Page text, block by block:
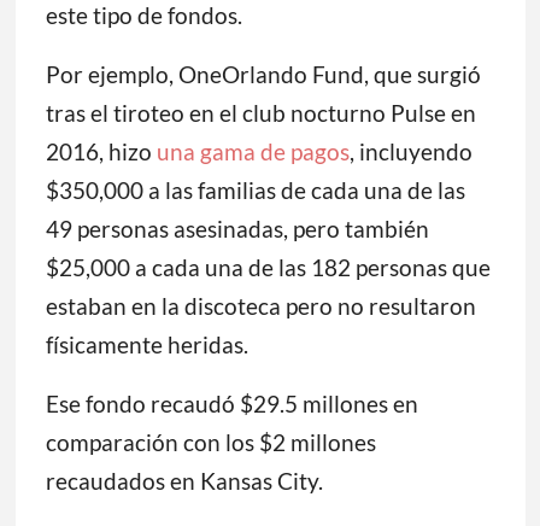
este tipo de fondos.
Por ejemplo, OneOrlando Fund, que surgió
tras el tiroteo en el club nocturno Pulse en
2016, hizo una gama de pagos, incluyendo
$350,000 a las familias de cada una de las
49 personas asesinadas, pero también
$25,000 a cada una de las 182 personas que
estaban en la discoteca pero no resultaron
físicamente heridas.
Ese fondo recaudó $29.5 millones en
comparación con los $2 millones
recaudados en Kansas City.